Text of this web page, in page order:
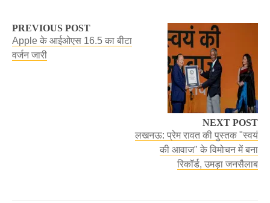
PREVIOUS POST
Apple के आईओएस 16.5 का बीटा
वर्जन जारी
NEXT POST
लखनऊ: प्रेम रावत की पुस्तक "स्वयं
की आवाज" के विमोचन में बना
रिकॉर्ड, उमड़ा जनसैलाब